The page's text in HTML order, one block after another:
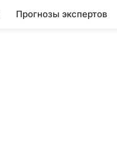
Прогнозы экспертов